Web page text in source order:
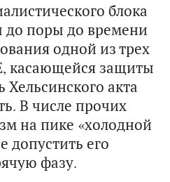
блока
до поры до времени
одной из трех
касающейся защиты
Хельсинского акта
В числе прочих
на пике «холодной
допустить его
фазу.